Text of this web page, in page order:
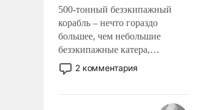
500-тонный безэкипажный
корабль – нечто гораздо
большее, чем небольшие
безэкипажные катера,
применение которых уже
стало обыденностью. Задача по
сложна и амбициозна. Однако
2 комментария